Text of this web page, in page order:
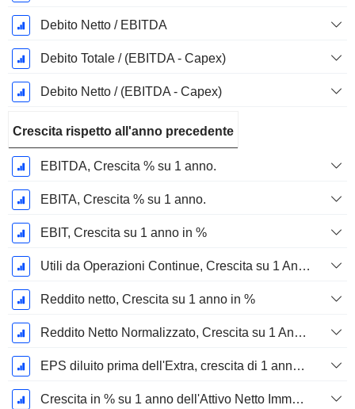
Debito Netto / EBITDA
Debito Totale / (EBITDA - Capex)
Debito Netto / (EBITDA - Capex)
Crescita rispetto all'anno precedente
EBITDA, Crescita % su 1 anno.
EBITA, Crescita % su 1 anno.
EBIT, Crescita su 1 anno in %
Utili da Operazioni Continue, Crescita su 1 Anno in %
Reddito netto, Crescita su 1 anno in %
Reddito Netto Normalizzato, Crescita su 1 Anno in %
EPS diluito prima dell'Extra, crescita di 1 anno %
Crescita in % su 1 anno dell'Attivo Netto Immobilizzato Materiale